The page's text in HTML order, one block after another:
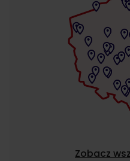
Zobacz